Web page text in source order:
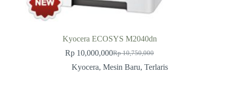
Kyocera ECOSYS M2040dn
Rp10,750,000
Original
price
Rp 10,000,000Current
price
Kyocera, Mesin Baru, Terlaris